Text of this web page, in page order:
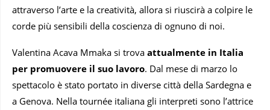
attraverso l’arte e la creatività, allora si riuscirà a colpire le
corde più sensibili della coscienza di ognuno di noi.
Valentina Acava Mmaka si trova attualmente in Italia
per promuovere il suo lavoro. Dal mese di marzo lo
spettacolo è stato portato in diverse città della Sardegna e
a Genova. Nella tournée italiana gli interpreti sono l’attrice